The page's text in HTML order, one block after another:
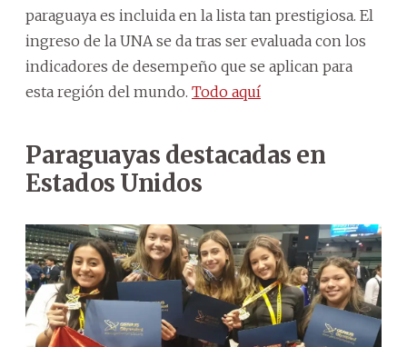
paraguaya es incluida en la lista tan prestigiosa. El
ingreso de la UNA se da tras ser evaluada con los
indicadores de desempeño que se aplican para
esta región del mundo. Todo aquí
Paraguayas destacadas en
Estados Unidos